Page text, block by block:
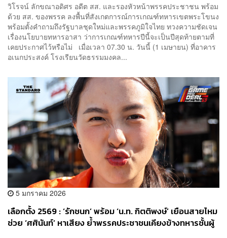
วิโรจน์ ลักขณาอดิศร อดีต สส. และรองหัวหน้าพรรคประชาชน พร้อม
ด้วย สส. ของพรรค ลงพื้นที่สังเกตการณ์การเกณฑ์ทหารเขตพระโขนง
พร้อมตั้งคำถามถึงรัฐบาลชุดใหม่และพรรคภูมิใจไทย ทวงความชัดเจน
เรื่องนโยบายทหารอาสา ว่าการเกณฑ์ทหารปีนี้จะเป็นปีสุดท้ายตามที่
เคยประกาศไว้หรือไม่ เมื่อเวลา 07.30 น. วันนี้ (1 เมษายน) ที่อาคาร
อเนกประสงค์ โรงเรียนวัดธรรมมงคล...
5 มกราคม 2026
เลือกตั้ง 2569 : ‘รักชนก’ พร้อม ‘น.ท. กิตติพงษ์’ เยือนสายไหม
ช่วย ‘ศศินันท์’ หาเสียง ย้ำพรรคประชาชนเคียงข้างทหารชั้นผู้